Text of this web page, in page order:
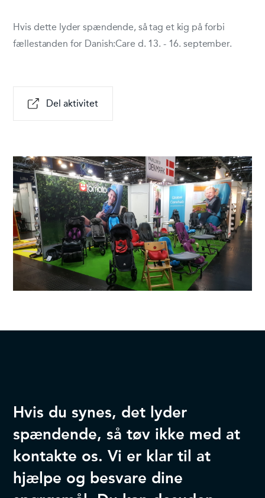
Hvis dette lyder spændende, så tag et kig på forbi
fællestanden for Danish:Care d. 13. - 16. september.
Del aktivitet
Hvis du synes, det lyder
spændende, så tøv ikke med at
kontakte os. Vi er klar til at
hjælpe og besvare dine